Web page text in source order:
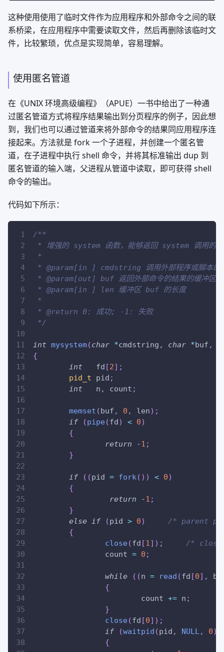
这种使用使用了临时文件作为应用程序和外部命令之间的联
系桥梁，在应用程序中需要读取文件，然后再删除该临时文
件，比较繁琐，优点是实现简单，容易理解。
使用匿名管道
在《UNIX 环境高级编程》（APUE）一书中给出了一种通
过匿名管道方式将程序结果输出到分页程序的例子，因此想
到，我们也可以通过管道来将外部命令的结果同应用程序连
接起来。方法就是 fork 一个子进程，并创建一个匿名管
道，在子进程中执行 shell 命令，并将其标准输出 dup 到
匿名管道的输入端，父进程从管道中读取，即可获得 shell
命令的输出。
代码如下所示：
/**
* 增强的 system 函数，能够返回 system 调用的
*
* @param[in ] cmdstring 调用外部程序或脚本的
* @param[out] buf 返回外部命令的结果的缓冲区
* @param[in ] len 缓冲区 buf 的长度
*
* @return 0: 成功; -1: 失败
*/
int mysystem(char *cmdstring , char *buf ,
{
int
   fd
[2] ;
pid_t pid ;
int
   n
, count ;
memset (buf , 0 , len) ;
if
(pipe(fd) < 0)
{
return
-1 ;
}
if ( (pid = fork( ) ) < 0)
{
return
-1 ;
}
else if (pid > 0)
/* parent
{
close(fd [1] ) ;
/*
		count
= 0 ;
while ( (n = read (fd [0] ,
{
			count
+= n ;
}
close(fd [0] ) ;
if
(waitpid (pid , NULL, 0)
{